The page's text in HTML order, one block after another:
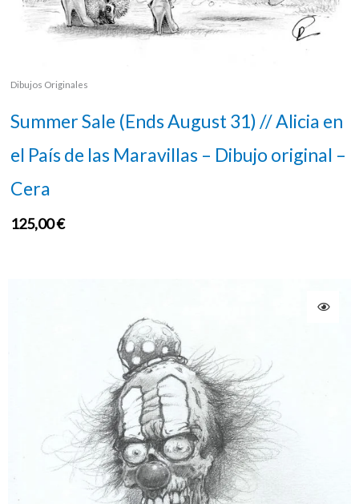
Dibujos Originales
Summer Sale (Ends August 31) // Alicia en
el País de las Maravillas – Dibujo original –
Cera
125,00€